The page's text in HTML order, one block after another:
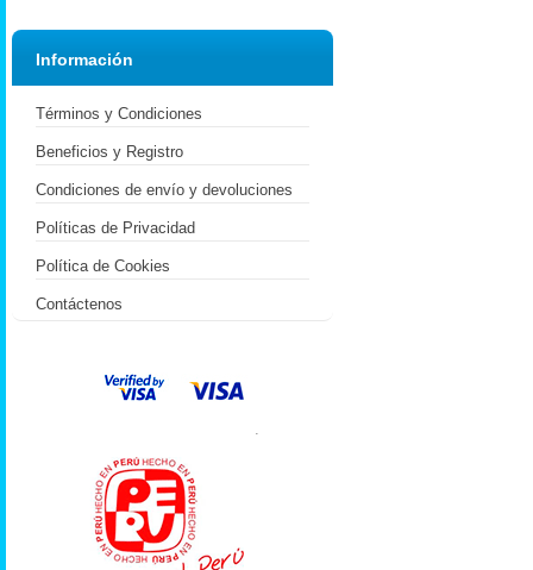
Información
Términos y Condiciones
Beneficios y Registro
Condiciones de envío y devoluciones
Políticas de Privacidad
Política de Cookies
Contáctenos
.